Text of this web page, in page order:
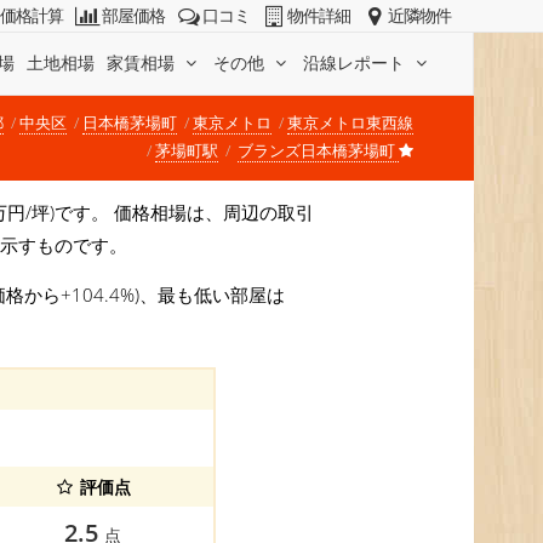
土地相場 家賃相場 その他 沿線レポート
価格計算 部屋価格 口コミ 物件詳細 近隣物件
中央区 日本橋茅場町 東京メトロ
東京メトロ東西線
茅場町駅
ブランズ日本橋茅場町
/坪)です。 価格相場は、周辺の取引
すものです。
から+104.4%)、最も低い部屋は
評価点
2.5 点